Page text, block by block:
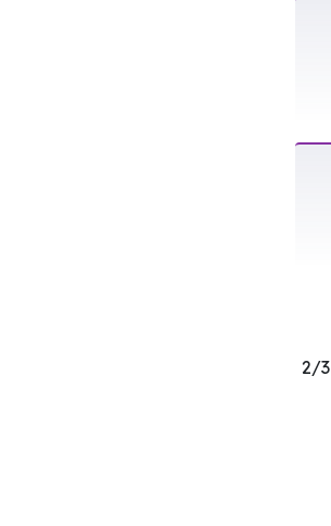
القناة: beIN Sports المجانيةالقمر الصناعي: نايل ساتالتردد: 12245الاستقطاب عمودي (V)ترميز: 27500معامل: 2/3